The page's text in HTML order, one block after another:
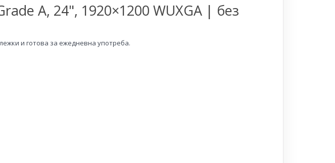
A, 24", 1920×1200 WUXGA | без
и готова за ежедневна употреба.